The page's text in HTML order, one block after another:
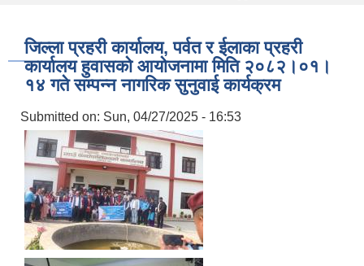
जिल्ला प्रहरी कार्यालय, पर्वत र ईलाका प्रहरी
कार्यालय हुवासको आयोजनामा मिति २०८२।०१।
१४ गते सम्पन्न नागरिक सुनुवाई कार्यक्रम
Submitted on: Sun, 04/27/2025 - 16:53